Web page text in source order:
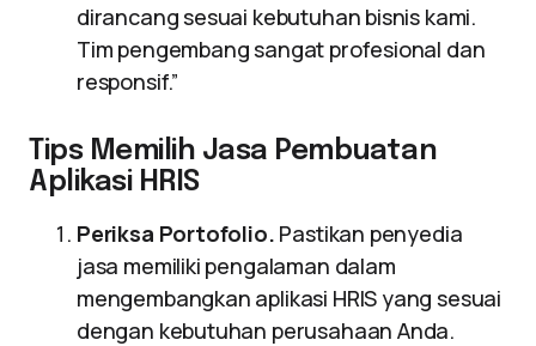
dirancang sesuai kebutuhan bisnis kami.
Tim pengembang sangat profesional dan
responsif.”
Tips Memilih Jasa Pembuatan
Aplikasi HRIS
Periksa Portofolio. Pastikan penyedia
jasa memiliki pengalaman dalam
mengembangkan aplikasi HRIS yang sesuai
dengan kebutuhan perusahaan Anda.